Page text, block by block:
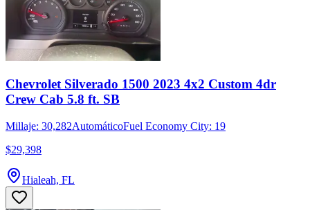
Chevrolet Silverado 1500 2023 4x2 Custom 4dr
Crew Cab 5.8 ft. SB
Millaje: 30,282AutomáticoFuel Economy City: 19
$29,398
Hialeah, FL